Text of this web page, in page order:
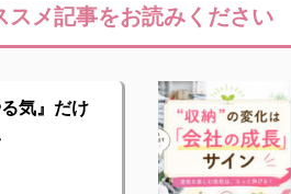
スメ記事をお読みください
気』だけ